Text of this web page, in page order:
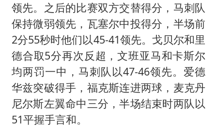
领先。之后的比赛双方交替得分，马刺队
保持微弱领先，瓦塞尔中投得分，半场前
2分55秒时他们以45-41领先。戈贝尔和里
德合取5分再次反超，文班亚马和卡斯尔
均两罚一中，马刺队以47-46领先。爱德
华兹突破得手，福克斯连进两球，麦克丹
尼尔斯左翼命中三分，半场结束时两队以
51平握手言和。